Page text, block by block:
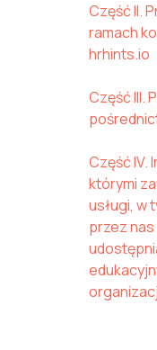
Część II.
ramach
hrhints.io
Część III.
Część IV.
którymi
usługi, w
przez nas